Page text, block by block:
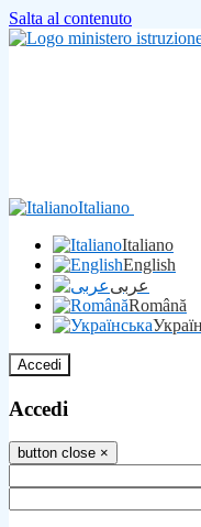
Salta al contenuto
Italiano
Italiano
English
عربى
Română
Accedi
Accedi
button close ×